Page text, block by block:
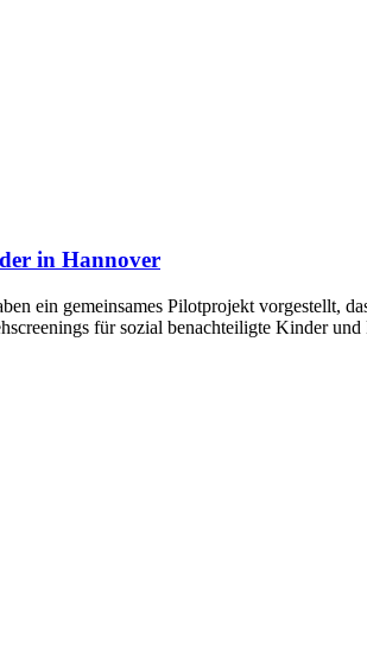
in Hannover
ein gemeinsames Pilotprojekt vorgestellt,
für sozial benachteiligte Kinder